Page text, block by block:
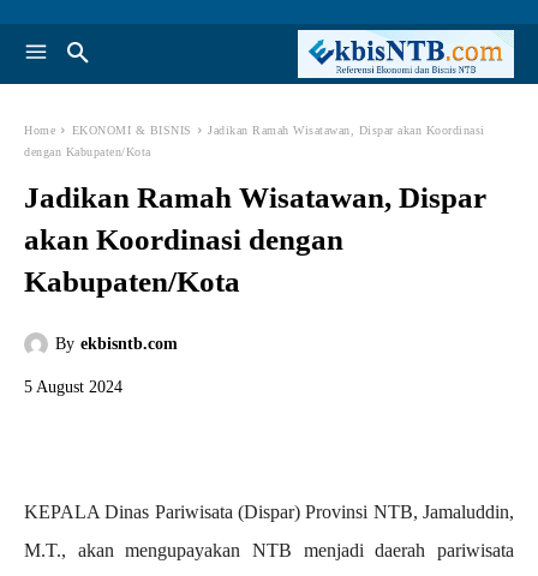
Home EKONOMI & BISNIS
Jadikan Ramah Wisatawan, Dispar akan Koordinasi
dengan Kabupaten/Kota
Jadikan Ramah Wisatawan, Dispar
akan Koordinasi dengan
Kabupaten/Kota
By ekbisntb.com
5 August 2024
KEPALA Dinas Pariwisata (Dispar) Provinsi NTB, Jamaluddin,
M.T., akan mengupayakan NTB menjadi daerah pariwisata